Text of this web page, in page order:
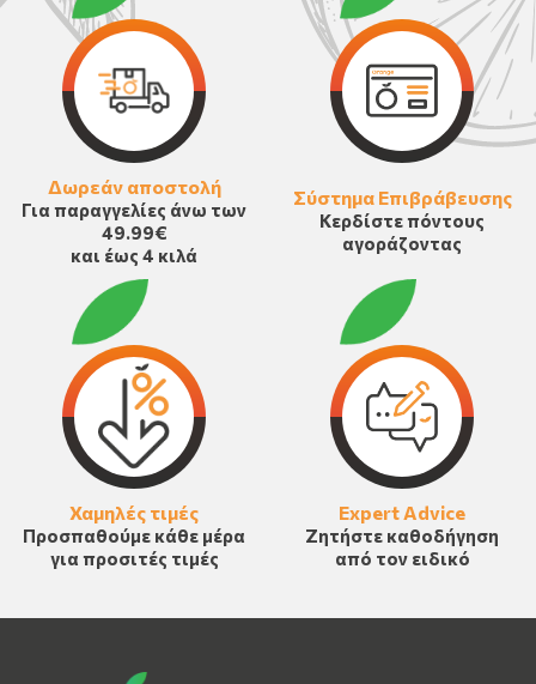
Δωρεάν αποστολή
Για παραγγελίες άνω των
49.99€
και έως 4 κιλά
Σύστημα Επιβράβευσης
Κερδίστε πόντους
αγοράζοντας
Χαμηλές τιμές
Προσπαθούμε κάθε μέρα
για προσιτές τιμές
Expert Advice
Ζητήστε καθοδήγηση
από τον ειδικό